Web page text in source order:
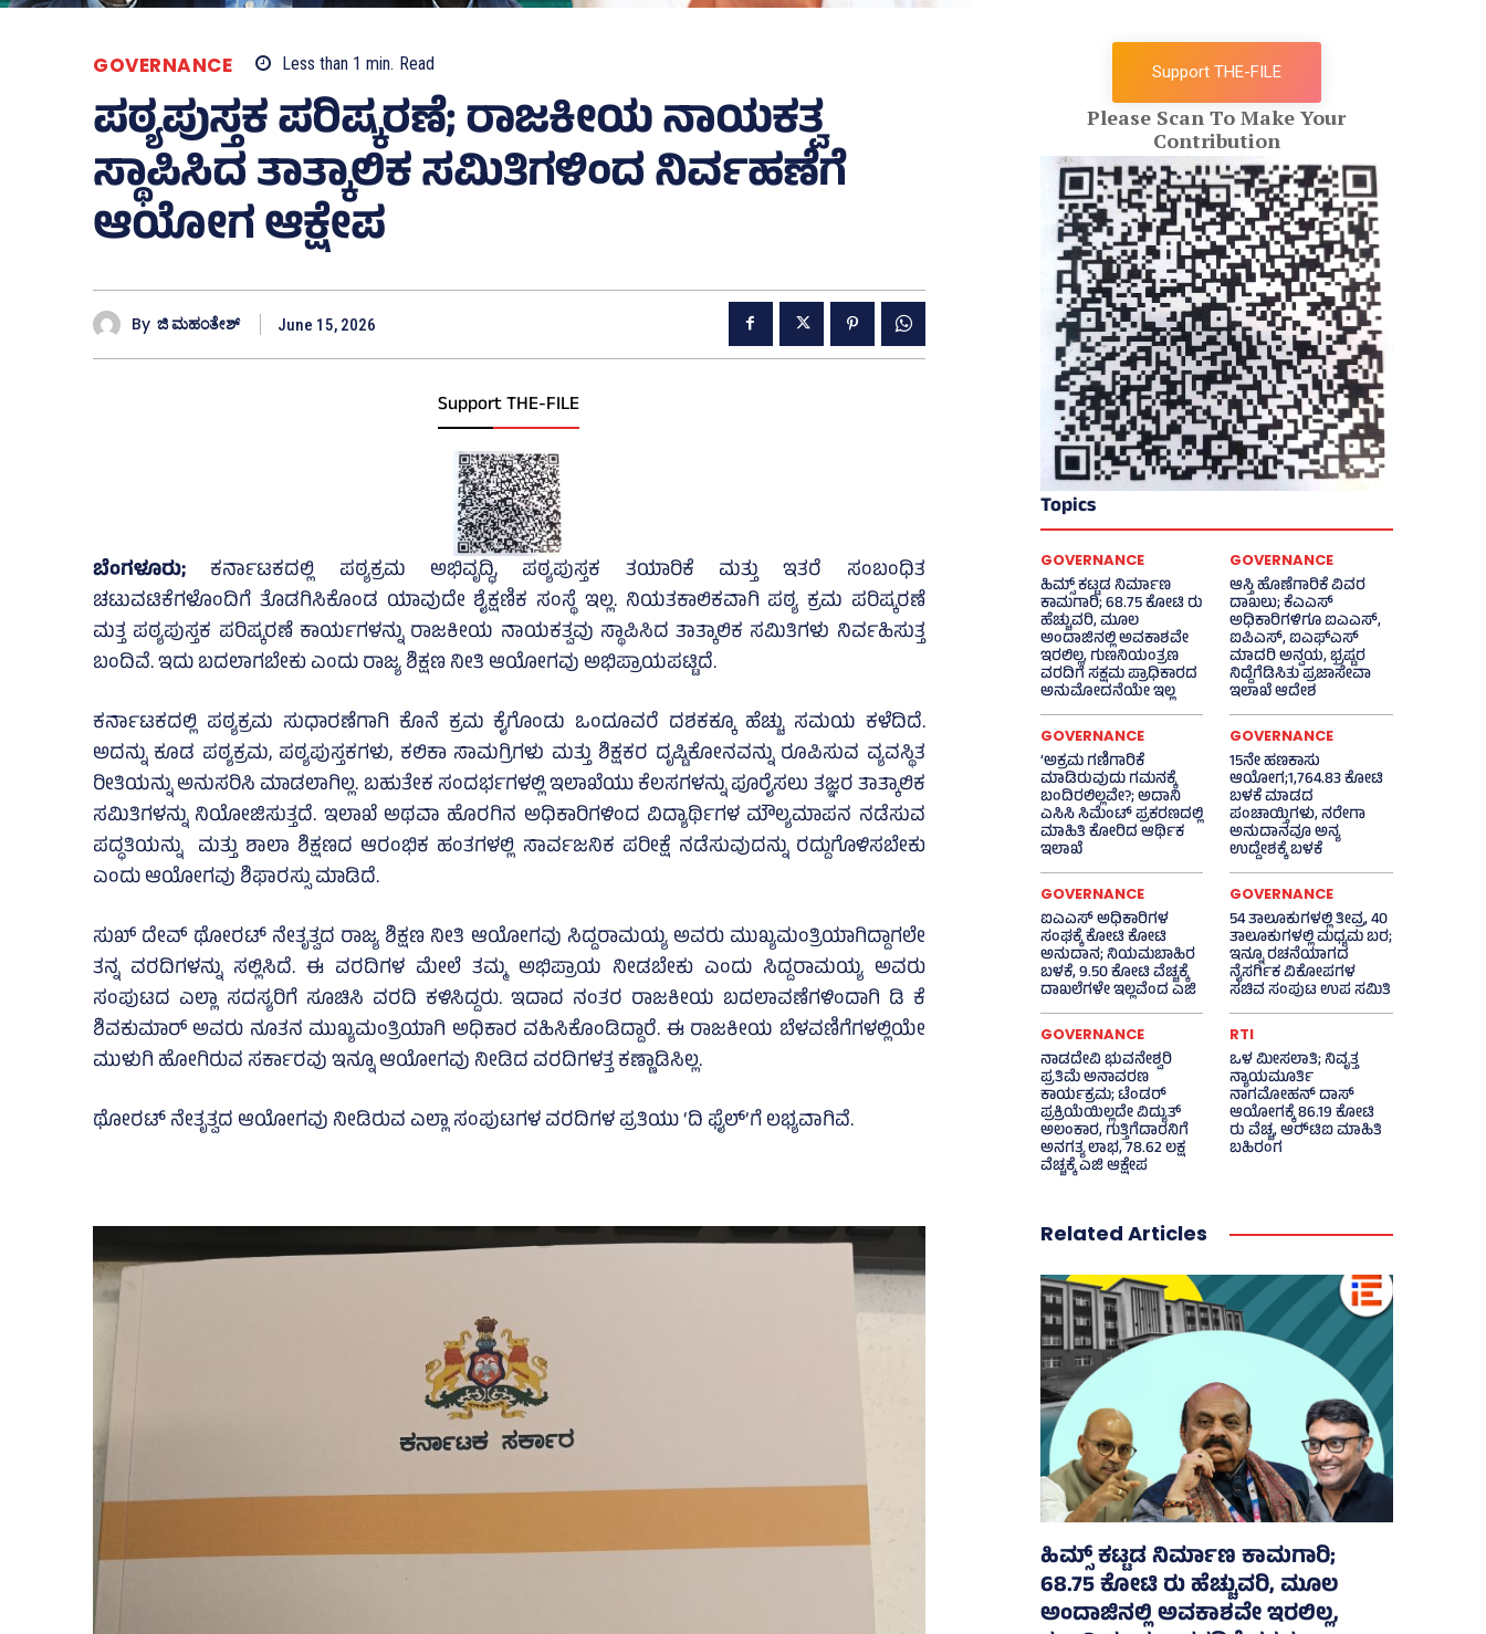
GOVERNANCE Less than 1 min. Read
ಪಠ್ಯಪುಸ್ತಕ ಪರಿಷ್ಕರಣೆ; ರಾಜಕೀಯ ನಾಯಕತ್ವ
ಸ್ಥಾಪಿಸಿದ ತಾತ್ಕಾಲಿಕ ಸಮಿತಿಗಳಿಂದ ನಿರ್ವಹಣೆಗೆ
ಆಯೋಗ ಆಕ್ಷೇಪ
By ಜಿ ಮಹಂತೇಶ್ June 15, 2026
Support THE-FILE
ಬೆಂಗಳೂರು; ಕರ್ನಾಟಕದಲ್ಲಿ ಪಠ್ಯಕ್ರಮ ಅಭಿವೃದ್ಧಿ, ಪಠ್ಯಪುಸ್ತಕ ತಯಾರಿಕೆ ಮತ್ತು ಇತರೆ ಸಂಬಂಧಿತ
ಚಟುವಟಿಕೆಗಳೊಂದಿಗೆ ತೊಡಗಿಸಿಕೊಂಡ ಯಾವುದೇ ಶೈಕ್ಷಣಿಕ ಸಂಸ್ಥೆ ಇಲ್ಲ. ನಿಯತಕಾಲಿಕವಾಗಿ ಪಠ್ಯ ಕ್ರಮ ಪರಿಷ್ಕರಣೆ
ಮತ್ತ ಪಠ್ಯಪುಸ್ತಕ ಪರಿಷ್ಕರಣೆ ಕಾರ್ಯಗಳನ್ನು ರಾಜಕೀಯ ನಾಯಕತ್ವವು ಸ್ಥಾಪಿಸಿದ ತಾತ್ಕಾಲಿಕ ಸಮಿತಿಗಳು ನಿರ್ವಹಿಸುತ್ತ
ಬಂದಿವೆ. ಇದು ಬದಲಾಗಬೇಕು ಎಂದು ರಾಜ್ಯ ಶಿಕ್ಷಣ ನೀತಿ ಆಯೋಗವು ಅಭಿಪ್ರಾಯಪಟ್ಟಿದೆ.
ಕರ್ನಾಟಕದಲ್ಲಿ ಪಠ್ಯಕ್ರಮ ಸುಧಾರಣೆಗಾಗಿ ಕೊನೆ ಕ್ರಮ ಕೈಗೊಂಡು ಒಂದೂವರೆ ದಶಕಕ್ಕೂ ಹೆಚ್ಚು ಸಮಯ ಕಳೆದಿದೆ.
ಅದನ್ನು ಕೂಡ ಪಠ್ಯಕ್ರಮ, ಪಠ್ಯಪುಸ್ತಕಗಳು, ಕಲಿಕಾ ಸಾಮಗ್ರಿಗಳು ಮತ್ತು ಶಿಕ್ಷಕರ ದೃಷ್ಟಿಕೋನವನ್ನು ರೂಪಿಸುವ ವ್ಯವಸ್ಥಿತ
ರೀತಿಯನ್ನು ಅನುಸರಿಸಿ ಮಾಡಲಾಗಿಲ್ಲ. ಬಹುತೇಕ ಸಂದರ್ಭಗಳಲ್ಲಿ ಇಲಾಖೆಯು ಕೆಲಸಗಳನ್ನು ಪೂರೈಸಲು ತಜ್ಞರ ತಾತ್ಕಾಲಿಕ
ಸಮಿತಿಗಳನ್ನು ನಿಯೋಜಿಸುತ್ತದೆ. ಇಲಾಖೆ ಅಥವಾ ಹೊರಗಿನ ಅಧಿಕಾರಿಗಳಿಂದ ವಿದ್ಯಾರ್ಥಿಗಳ ಮೌಲ್ಯಮಾಪನ ನಡೆಸುವ
ಪದ್ಧತಿಯನ್ನು ಮತ್ತು ಶಾಲಾ ಶಿಕ್ಷಣದ ಆರಂಭಿಕ ಹಂತಗಳಲ್ಲಿ ಸಾರ್ವಜನಿಕ ಪರೀಕ್ಷೆ ನಡೆಸುವುದನ್ನು ರದ್ದುಗೊಳಿಸಬೇಕು
ಎಂದು ಆಯೋಗವು ಶಿಫಾರಸ್ಸು ಮಾಡಿದೆ.
ಸುಖ್‌ ದೇವ್ ಥೋರಟ್‌ ನೇತೃತ್ವದ ರಾಜ್ಯ ಶಿಕ್ಷಣ ನೀತಿ ಆಯೋಗವು ಸಿದ್ದರಾಮಯ್ಯ ಅವರು ಮುಖ್ಯಮಂತ್ರಿಯಾಗಿದ್ದಾಗಲೇ
ತನ್ನ ವರದಿಗಳನ್ನು ಸಲ್ಲಿಸಿದೆ. ಈ ವರದಿಗಳ ಮೇಲೆ ತಮ್ಮ ಅಭಿಪ್ರಾಯ ನೀಡಬೇಕು ಎಂದು ಸಿದ್ದರಾಮಯ್ಯ ಅವರು
ಸಂಪುಟದ ಎಲ್ಲಾ ಸದಸ್ಯರಿಗೆ ಸೂಚಿಸಿ ವರದಿ ಕಳಿಸಿದ್ದರು. ಇದಾದ ನಂತರ ರಾಜಕೀಯ ಬದಲಾವಣೆಗಳಿಂದಾಗಿ ಡಿ ಕೆ
ಶಿವಕುಮಾರ್ ಅವರು ನೂತನ ಮುಖ್ಯಮಂತ್ರಿಯಾಗಿ ಅಧಿಕಾರ ವಹಿಸಿಕೊಂಡಿದ್ದಾರೆ. ಈ ರಾಜಕೀಯ ಬೆಳವಣಿಗೆಗಳಲ್ಲಿಯೇ
ಮುಳುಗಿ ಹೋಗಿರುವ ಸರ್ಕಾರವು ಇನ್ನೂ ಆಯೋಗವು ನೀಡಿದ ವರದಿಗಳತ್ತ ಕಣ್ಣಾಡಿಸಿಲ್ಲ.
ಥೋರಟ್‌ ನೇತೃತ್ವದ ಆಯೋಗವು ನೀಡಿರುವ ಎಲ್ಲಾ ಸಂಪುಟಗಳ ವರದಿಗಳ ಪ್ರತಿಯು ‘ದಿ ಫೈಲ್‌’ಗೆ ಲಭ್ಯವಾಗಿವೆ.
Support THE-FILE
Please Scan To Make Your
Contribution
Topics
GOVERNANCE
ಹಿಮ್ಸ್‌ ಕಟ್ಟಡ ನಿರ್ಮಾಣ
ಕಾಮಗಾರಿ; 68.75 ಕೋಟಿ ರು
ಹೆಚ್ಚುವರಿ, ಮೂಲ
ಅಂದಾಜಿನಲ್ಲಿ ಅವಕಾಶವೇ
ಇರಲಿಲ್ಲ, ಗುಣನಿಯಂತ್ರಣ
ವರದಿಗೆ ಸಕ್ಷಮ ಪ್ರಾಧಿಕಾರದ
ಅನುಮೋದನೆಯೇ ಇಲ್ಲ
GOVERNANCE
ಆಸ್ತಿ ಹೊಣೆಗಾರಿಕೆ ವಿವರ
ದಾಖಲು; ಕೆಎಎಸ್
ಅಧಿಕಾರಿಗಳಿಗೂ ಐಎಎಸ್‌,
ಐಪಿಎಸ್‌, ಐಎಫ್‌ಎಸ್‌
ಮಾದರಿ ಅನ್ವಯ, ಭ್ರಷ್ಟರ
ನಿದ್ದೆಗೆಡಿಸಿತು ಪ್ರಜಾಸೇವಾ
ಇಲಾಖೆ ಆದೇಶ
GOVERNANCE
‘ಅಕ್ರಮ ಗಣಿಗಾರಿಕೆ
ಮಾಡಿರುವುದು ಗಮನಕ್ಕೆ
ಬಂದಿರಲಿಲ್ಲವೇ?; ಅದಾನಿ
ಎಸಿಸಿ ಸಿಮೆಂಟ್ ಪ್ರಕರಣದಲ್ಲಿ
ಮಾಹಿತಿ ಕೋರಿದ ಆರ್ಥಿಕ
ಇಲಾಖೆ
GOVERNANCE
15ನೇ ಹಣಕಾಸು
ಆಯೋಗ;1,764.83 ಕೋಟಿ
ಬಳಕೆ ಮಾಡದ
ಪಂಚಾಯ್ತಿಗಳು, ನರೇಗಾ
ಅನುದಾನವೂ ಅನ್ಯ
ಉದ್ದೇಶಕ್ಕೆ ಬಳಕೆ
GOVERNANCE
ಐಎಎಸ್‌ ಅಧಿಕಾರಿಗಳ
ಸಂಘಕ್ಕೆ ಕೋಟಿ ಕೋಟಿ
ಅನುದಾನ; ನಿಯಮಬಾಹಿರ
ಬಳಕೆ, 9.50 ಕೋಟಿ ವೆಚ್ಚಕ್ಕೆ
ದಾಖಲೆಗಳೇ ಇಲ್ಲವೆಂದ ಎಜಿ
GOVERNANCE
54 ತಾಲೂಕುಗಳಲ್ಲಿ ತೀವ್ರ, 40
ತಾಲೂಕುಗಳಲ್ಲಿ ಮಧ್ಯಮ ಬರ;
ಇನ್ನೂ ರಚನೆಯಾಗದ
ನೈಸರ್ಗಿಕ ವಿಕೋಪಗಳ
ಸಚಿವ ಸಂಪುಟ ಉಪ ಸಮಿತಿ
GOVERNANCE
ನಾಡದೇವಿ ಭುವನೇಶ್ವರಿ
ಪ್ರತಿಮೆ ಅನಾವರಣ
ಕಾರ್ಯಕ್ರಮ; ಟೆಂಡರ್
ಪ್ರಕ್ರಿಯೆಯಿಲ್ಲದೇ ವಿದ್ಯುತ್‌
ಅಲಂಕಾರ, ಗುತ್ತಿಗೆದಾರನಿಗೆ
ಅನಗತ್ಯ ಲಾಭ, 78.62 ಲಕ್ಷ
ವೆಚ್ಚಕ್ಕೆ ಎಜಿ ಆಕ್ಷೇಪ
RTI
ಒಳ ಮೀಸಲಾತಿ; ನಿವೃತ್ತ
ನ್ಯಾಯಮೂರ್ತಿ
ನಾಗಮೋಹನ್ ದಾಸ್
ಆಯೋಗಕ್ಕೆ 86.19 ಕೋಟಿ
ರು ವೆಚ್ಚ, ಆರ್‍‌ಟಿಐ ಮಾಹಿತಿ
ಬಹಿರಂಗ
Related Articles
ಹಿಮ್ಸ್‌ ಕಟ್ಟಡ ನಿರ್ಮಾಣ ಕಾಮಗಾರಿ;
68.75 ಕೋಟಿ ರು ಹೆಚ್ಚುವರಿ, ಮೂಲ
ಅಂದಾಜಿನಲ್ಲಿ ಅವಕಾಶವೇ ಇರಲಿಲ್ಲ,